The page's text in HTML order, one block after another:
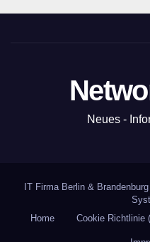
Neues -
IT Firma Berlin & Brandenburg
Home
Cookie Richtlinie